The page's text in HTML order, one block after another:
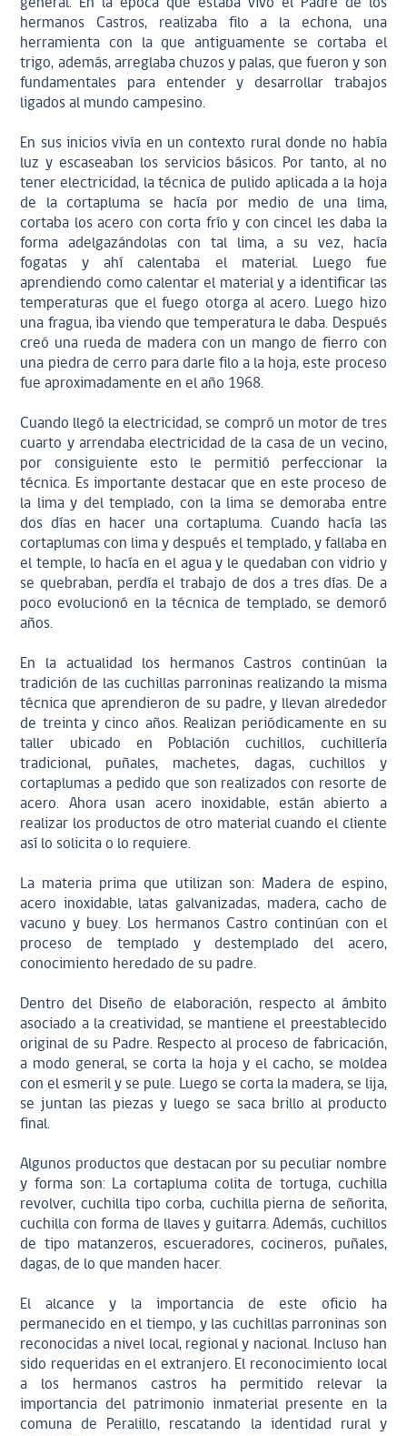
general. En la época que estaba vivo el Padre de los
hermanos Castros, realizaba filo a la echona, una
herramienta con la que antiguamente se cortaba el
trigo, además, arreglaba chuzos y palas, que fueron y son
fundamentales para entender y desarrollar trabajos
ligados al mundo campesino.
En sus inicios vivía en un contexto rural donde no había
luz y escaseaban los servicios básicos. Por tanto, al no
tener electricidad, la técnica de pulido aplicada a la hoja
de la cortapluma se hacía por medio de una lima,
cortaba los acero con corta frío y con cincel les daba la
forma adelgazándolas con tal lima, a su vez, hacía
fogatas y ahí calentaba el material. Luego fue
aprendiendo como calentar el material y a identificar las
temperaturas que el fuego otorga al acero. Luego hizo
una fragua, iba viendo que temperatura le daba. Después
creó una rueda de madera con un mango de fierro con
una piedra de cerro para darle filo a la hoja, este proceso
fue aproximadamente en el año 1968.
Cuando llegó la electricidad, se compró un motor de tres
cuarto y arrendaba electricidad de la casa de un vecino,
por consiguiente esto le permitió perfeccionar la
técnica. Es importante destacar que en este proceso de
la lima y del templado, con la lima se demoraba entre
dos días en hacer una cortapluma. Cuando hacía las
cortaplumas con lima y después el templado, y fallaba en
el temple, lo hacía en el agua y le quedaban con vidrio y
se quebraban, perdía el trabajo de dos a tres días. De a
poco evolucionó en la técnica de templado, se demoró
años.
En la actualidad los hermanos Castros continúan la
tradición de las cuchillas parroninas realizando la misma
técnica que aprendieron de su padre, y llevan alrededor
de treinta y cinco años. Realizan periódicamente en su
taller ubicado en Población cuchillos, cuchillería
tradicional, puñales, machetes, dagas, cuchillos y
cortaplumas a pedido que son realizados con resorte de
acero. Ahora usan acero inoxidable, están abierto a
realizar los productos de otro material cuando el cliente
así lo solicita o lo requiere.
La materia prima que utilizan son: Madera de espino,
acero inoxidable, latas galvanizadas, madera, cacho de
vacuno y buey. Los hermanos Castro continúan con el
proceso de templado y destemplado del acero,
conocimiento heredado de su padre.
Dentro del Diseño de elaboración, respecto al ámbito
asociado a la creatividad, se mantiene el preestablecido
original de su Padre. Respecto al proceso de fabricación,
a modo general, se corta la hoja y el cacho, se moldea
con el esmeril y se pule. Luego se corta la madera, se lija,
se juntan las piezas y luego se saca brillo al producto
final.
Algunos productos que destacan por su peculiar nombre
y forma son: La cortapluma colita de tortuga, cuchilla
revolver, cuchilla tipo corba, cuchilla pierna de señorita,
cuchilla con forma de llaves y guitarra. Además, cuchillos
de tipo matanzeros, escueradores, cocineros, puñales,
dagas, de lo que manden hacer.
El alcance y la importancia de este oficio ha
permanecido en el tiempo, y las cuchillas parroninas son
reconocidas a nivel local, regional y nacional. Incluso han
sido requeridas en el extranjero. El reconocimiento local
a los hermanos castros ha permitido relevar la
importancia del patrimonio inmaterial presente en la
comuna de Peralillo, rescatando la identidad rural y